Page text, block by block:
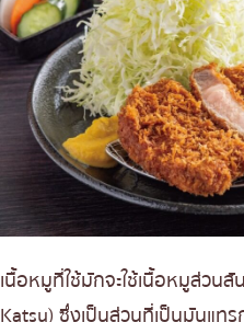
เนื้อหมูที่ใช้มักจะใช้เนื้อหมูส่วน
Katsu) ซึ่งเป็นส่วนที่เป็นมันแท